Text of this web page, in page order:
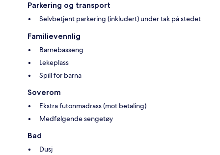
Parkering og transport
Selvbetjent parkering (inkludert) under tak på stedet
Familievennlig
Barnebasseng
Lekeplass
Spill for barna
Soverom
Ekstra futonmadrass (mot betaling)
Medfølgende sengetøy
Bad
Dusj